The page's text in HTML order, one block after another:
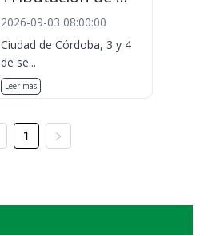
2026-09-03 08:00:00
Ciudad de Córdoba, 3 y 4
de se...
Leer más
1